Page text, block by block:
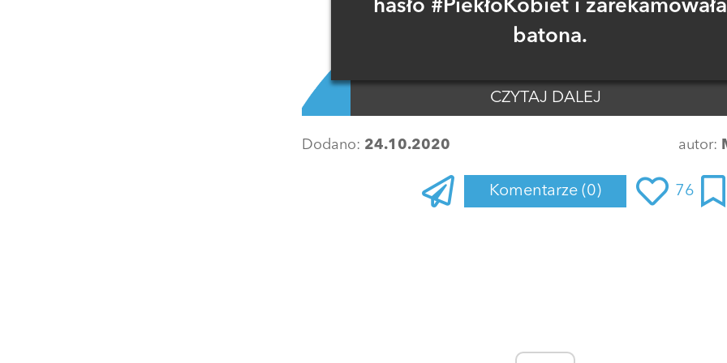
hasło #PiekłoKobiet i zarekamowała
batona.
CZYTAJ DALEJ
Dodano: 24.10.2020 autor:
Komentarze (0) 76